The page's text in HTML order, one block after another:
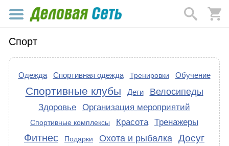
Спорт
Одежда Спортивная одежда Тренировки Обучение
Спортивные клубы Дети Велосипеды
Здоровье Организация мероприятий
Спортивные комплексы Красота Тренажеры
Фитнес Подарки Охота и рыбалка Досуг